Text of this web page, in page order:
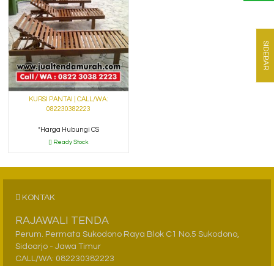
KURSI PANTAI | CALL/WA:
082230382223
*Harga Hubungi CS
Ready Stock
SIDEBAR
KONTAK
RAJAWALI TENDA
Perum. Permata Sukodono Raya Blok C1 No.5 Sukodono,
Sidoarjo - Jawa Timur
CALL/WA: 082230382223